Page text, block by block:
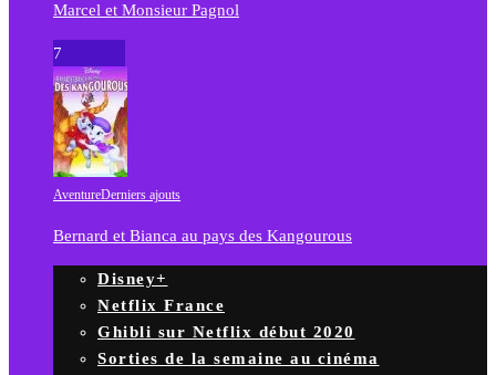
Marcel et Monsieur Pagnol
7
AventureDerniers ajouts
Bernard et Bianca au pays des Kangourous
Disney+
Netflix France
Ghibli sur Netflix début 2020
Sorties de la semaine au cinéma